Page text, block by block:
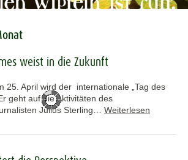
weist in die Zukunft
25. April wird der internationale „Tag des
geht auf die Aktivitäten des
Julius Sterling… Weiterlesen